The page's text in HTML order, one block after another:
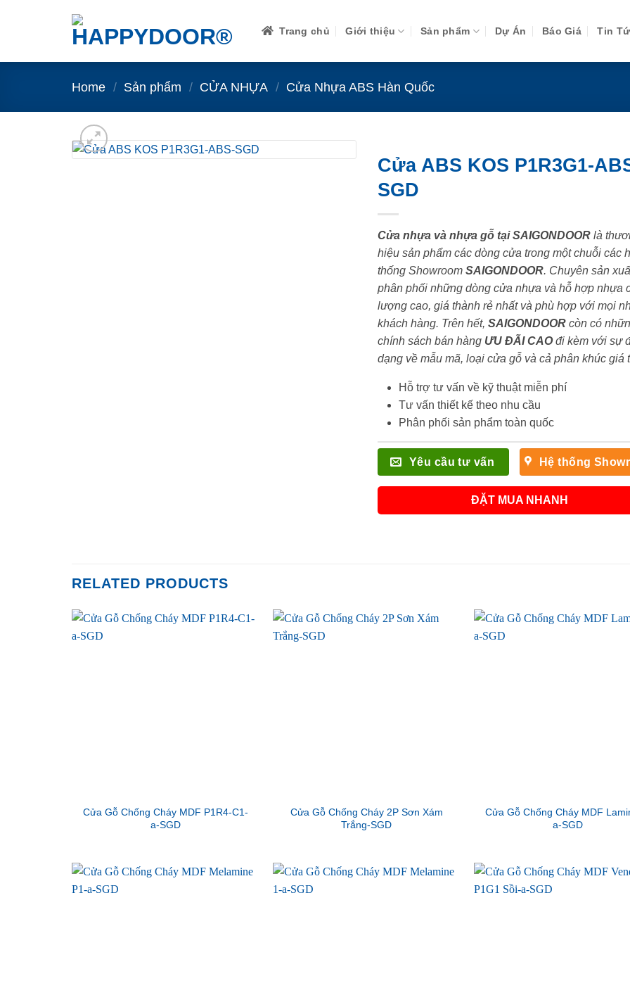
Trang chủ Giới thiệu Sản phẩm Dự Án Báo Giá Tin
Home / Sản phẩm / CỬA NHỰA / Cửa Nhựa ABS Hàn Quốc
Cửa ABS KOS P1R3G1-
SGD
Cửa nhựa và nhựa gỗ tại SAIGONDOORlà
hiệu sản phẩm các dòng cửa trong một chuỗi các
thống Showroom SAIGONDOOR. Chuyên sản
phân phối những dòng cửa nhựa và hỗ hợp nhựa
lượng cao, giá thành rẻ nhất và phù hợp với mọi
khách hàng. Trên hết, SAIGONDOORcòn có
chính sách bán hàng ƯU ĐÃI CAOđi kèm với sự
dạng về mẫu mã, loại cửa gỗ và cả phân khúc giá
Hỗ trợ tư vấn về kỹ thuật miễn phí
Tư vấn thiết kế theo nhu cầu
Phân phối sản phẩm toàn quốc
Yêu cầu tư vấn Hệ thống
ĐẶT MUA NHANH
RELATED PRODUCTS
Cửa Gỗ Chống Cháy MDF P1R4-C1-
a-SGD
Cửa Gỗ Chống Cháy 2P Sơn Xám
Trắng-SGD
Cửa Gỗ Chống Cháy MDF
a-SGD